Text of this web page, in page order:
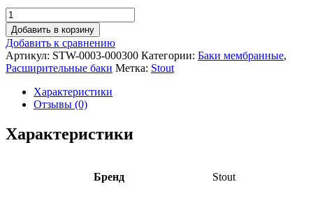
Добавить в корзину
Добавить к сравнению
Артикул: STW-0003-000300 Категории: Баки мембранные,
Расширительные баки Метка: Stout
Характеристики
Отзывы (0)
Характеристики
Бренд Stout